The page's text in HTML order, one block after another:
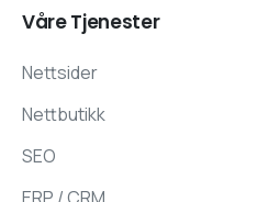
VåreTjenester
Nettsider
Nettbutikk
SEO